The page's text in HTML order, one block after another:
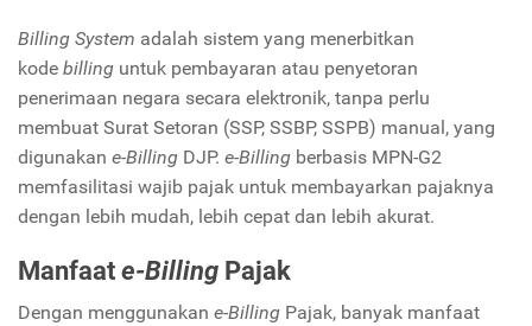
Billing System adalah sistem yang menerbitkan
kode billing untuk pembayaran atau penyetoran
penerimaan negara secara elektronik, tanpa perlu
membuat Surat Setoran (SSP, SSBP, SSPB) manual, yang
digunakan e-Billing DJP. e-Billing berbasis MPN-G2
memfasilitasi wajib pajak untuk membayarkan pajaknya
dengan lebih mudah, lebih cepat dan lebih akurat.
Manfaate-Billing Pajak
Dengan menggunakan e-Billing Pajak, banyak manfaat